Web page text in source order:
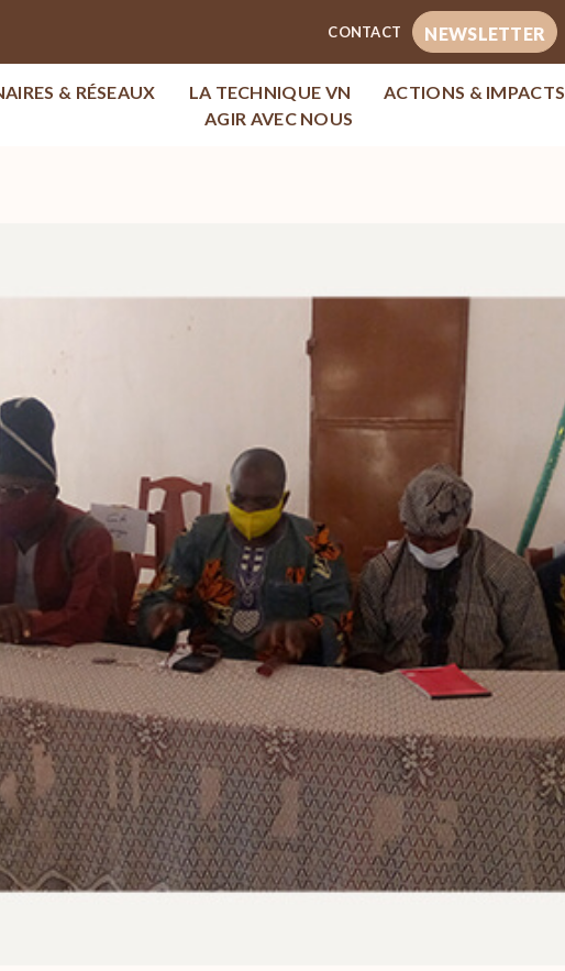
CONTACT NEWSLETTER
& RÉSEAUX LA TECHNIQUE VN ACTIONS & IMPACTS
AGIR AVEC NOUS